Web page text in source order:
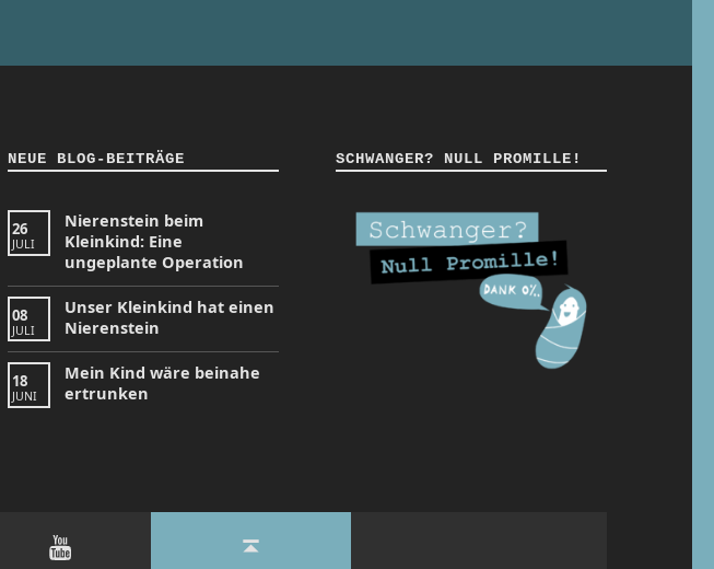
NEUE BLOG-BEITRÄGE
26
JULI
Nierenstein beim
Kleinkind: Eine
ungeplante Operation
08
JULI
Unser Kleinkind hat einen
Nierenstein
18
JUNI
Mein Kind wäre beinahe
ertrunken
SCHWANGER? NULL PROMILLE!
Back to top ↑